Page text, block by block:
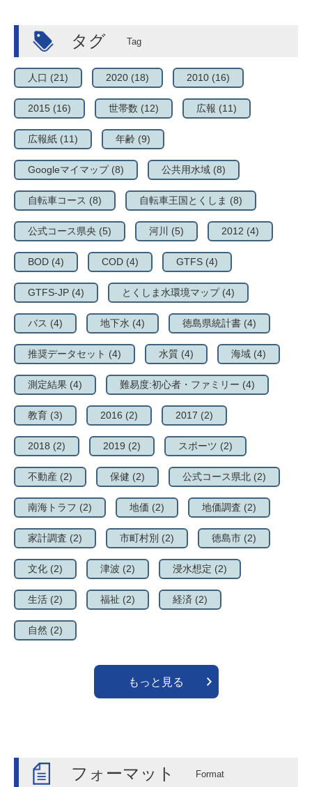
タグ
人口 (21) 2020 (18) 2010 (16)
2015 (16) 世帯数 (12) 広報 (11)
広報紙 (11) 年齢 (9)
Googleマイマップ (8) 公共用水域 (8)
自転車コース (8) 自転車王国とくしま (8)
公式コース県央 (5) 河川 (5) 2012 (4)
BOD (4) COD (4) GTFS (4)
GTFS-JP (4) とくしま水環境マップ (4)
バス (4) 地下水 (4) 徳島県統計書 (4)
推奨データセット (4) 水質 (4) 海域 (4)
測定結果 (4) 難易度:初心者・ファミリー (4)
教育 (3) 2016 (2) 2017 (2)
2018 (2) 2019 (2) スポーツ (2)
不動産 (2) 保健 (2) 公式コース県北 (2)
南海トラフ (2) 地価 (2) 地価調査 (2)
家計調査 (2) 市町村別 (2) 徳島市 (2)
文化 (2) 津波 (2) 浸水想定 (2)
生活 (2) 福祉 (2) 経済 (2)
自然 (2)
もっと見る
フォーマット